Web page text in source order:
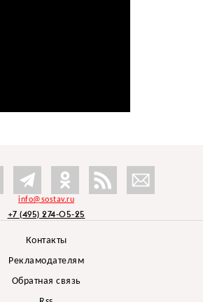
info@sostav.ru
+7 (495) 274-05-25
Контакты
Рекламодателям
Обратная связь